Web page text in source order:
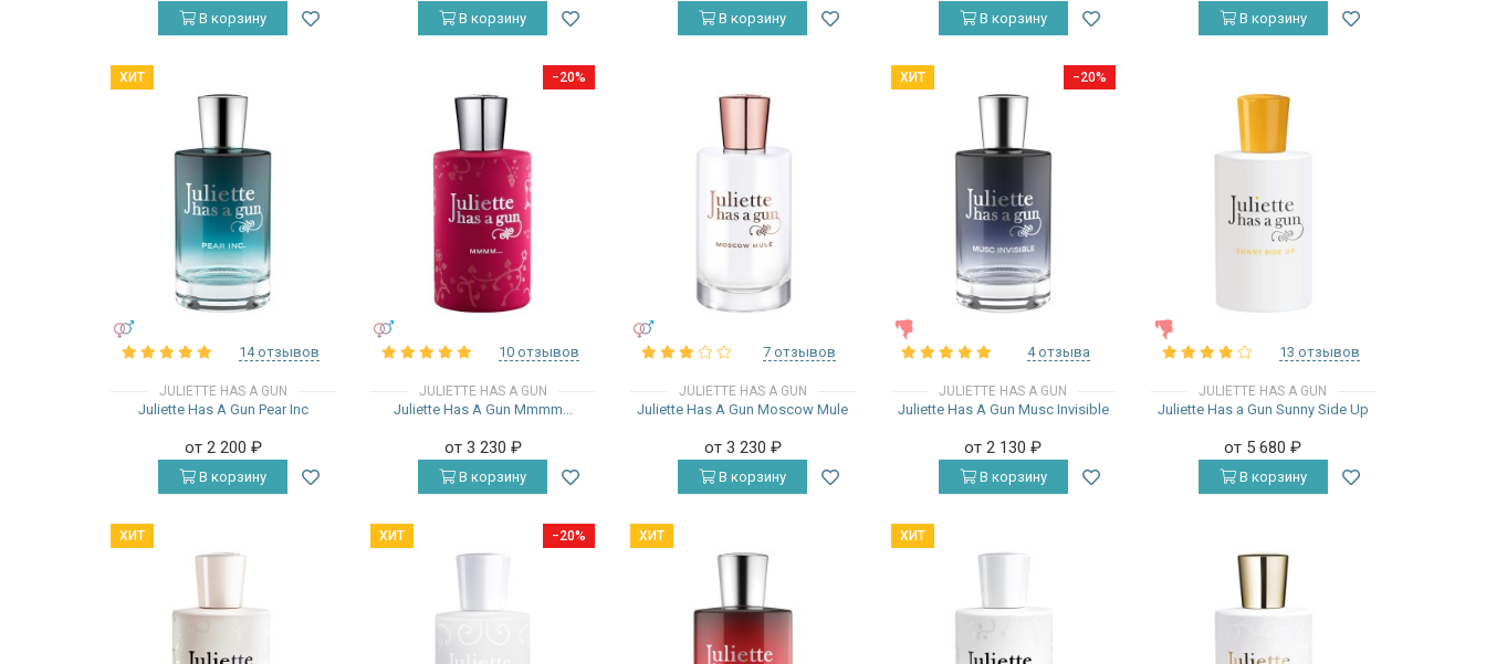
В корзину В корзину В корзину В корзину В корзину
ХИТ
14 отзывов
JULIETTE HAS A GUN
Juliette Has A Gun Pear Inc
от 2 200 ₽
В корзину
−20%
10 отзывов
JULIETTE HAS A GUN
Juliette Has A Gun Mmmm...
от 3 230 ₽
В корзину
7 отзывов
JULIETTE HAS A GUN
Juliette Has A Gun Moscow Mule
от 3 230 ₽
В корзину
−20%
ХИТ
4 отзыва
JULIETTE HAS A GUN
Juliette Has A Gun Musc Invisible
от 2 130₽
В корзину
13 отзывов
JULIETTE HAS A GUN
Juliette Has a Gun Sunny Side Up
от 5 680₽
В корзину
ХИТ −20%
ХИТ ХИТ ХИТ